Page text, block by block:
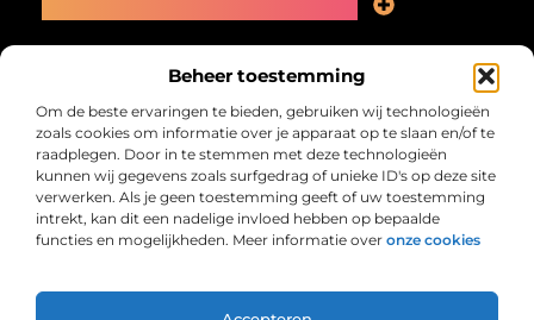
Beheer toestemming
Om de beste ervaringen te bieden, gebruiken wij technologieën
zoals cookies om informatie over je apparaat op te slaan en/of te
raadplegen. Door in te stemmen met deze technologieën
kunnen wij gegevens zoals surfgedrag of unieke ID's op deze site
verwerken. Als je geen toestemming geeft of uw toestemming
intrekt, kan dit een nadelige invloed hebben op bepaalde
functies en mogelijkheden. Meer informatie over onze cookies
Collectiefrima.nl – Jouw verzameling van
Ontdek blogs en artikelen over alles wat het dagelijks leven boeiend
maakt.